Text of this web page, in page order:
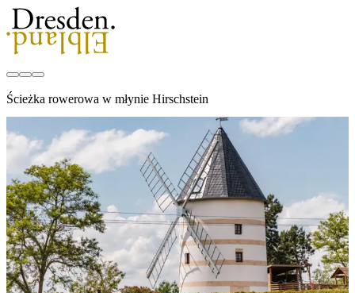
Ścieżka rowerowa w młynie Hirschstein